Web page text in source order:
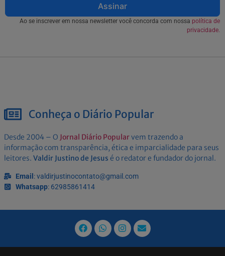
Assinar
Ao se inscrever em nossa newsletter você concorda com nossa política de
privacidade.
Conheça o Diário Popular
Desde 2004 – O Jornal Diário Popularvem trazendo a
informação com transparência, ética e imparcialidade para seus
leitores. Valdir Justino de Jesus é o redator e fundador do jornal.
Email: valdirjustinocontato@gmail.com
Whatsapp: 62985861414